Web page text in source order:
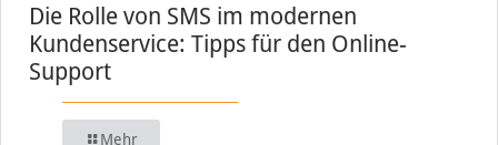
Die Rolle von SMS im modernen
Kundenservice: Tipps für den Online-
Support
Mehr